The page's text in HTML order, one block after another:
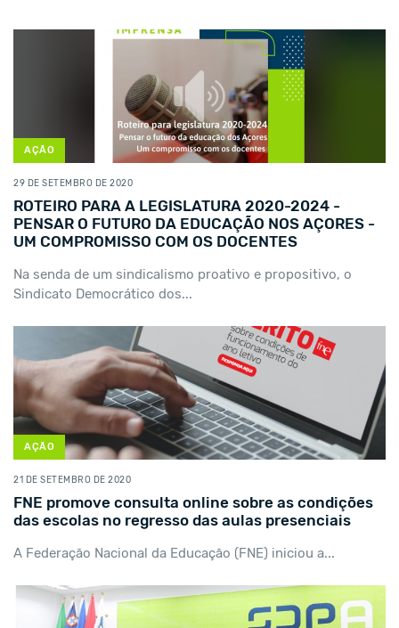
AÇÃO
29 DE SETEMBRO DE 2020
ROTEIRO PARA A LEGISLATURA 2020-2024 -
PENSAR O FUTURO DA EDUCAÇÃO NOS AÇORES -
UM COMPROMISSO COM OS DOCENTES
Na senda de um sindicalismo proativo e propositivo, o
Sindicato Democrático dos...
AÇÃO
21 DE SETEMBRO DE 2020
FNE promove consulta online sobre as condições
das escolas no regresso das aulas presenciais
A Federação Nacional da Educação (FNE) iniciou a...